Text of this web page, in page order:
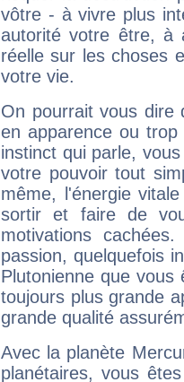
vôtre - à vivre plus
autorité votre être, à
réelle sur les choses
votre vie.
On pourrait vous dire
en apparence ou
instinct qui parle,
votre pouvoir tout
même, l'énergie
sortir et faire de
motivations
passion, quelquefois
Plutonienne que
toujours plus grande
grande qualité
Avec la planète
planétaires, vous